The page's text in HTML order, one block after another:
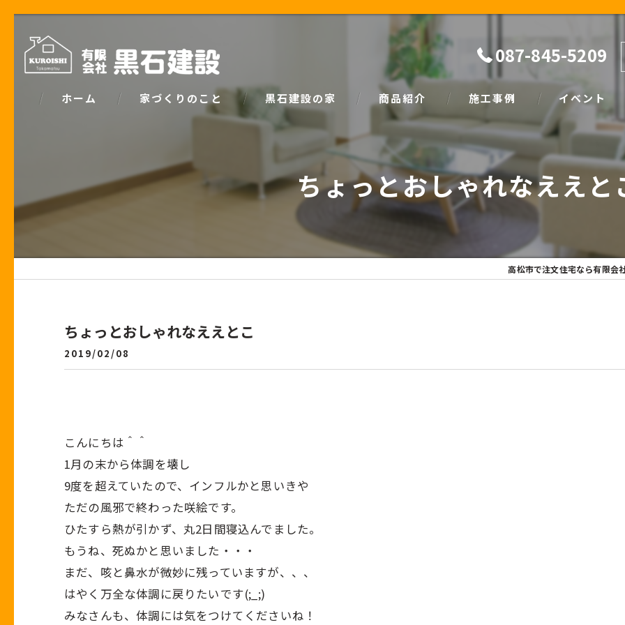
087-845-5209
ホーム 家づくりのこと
家づくりで大事な「お金の話」
黒石建設の家
パッシブデザイン
ZEH
安心の保証
商品紹介
natural
SIMPLE NOTE
施工事例 イベント
家づくり塾
ちょっとおしゃれなええと
高松市で注文住宅なら有限会
ちょっとおしゃれなええとこ
2019/02/08
こんにちは＾＾
1月の末から体調を壊し
9度を超えていたので、インフルかと思いきや
ただの風邪で終わった咲絵です。
ひたすら熱が引かず、丸2日間寝込んでました。
もうね、死ぬかと思いました・・・
まだ、咳と鼻水が微妙に残っていますが、、、
はやく万全な体調に戻りたいです(;_;)
みなさんも、体調には気をつけてくださいね！